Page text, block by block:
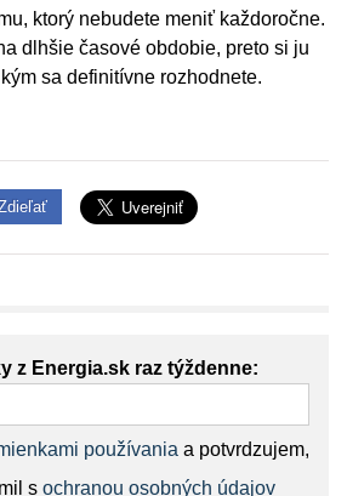
ktorý nebudete meniť každoročne.
dlhšie časové obdobie, preto si ju
sa definitívne rozhodnete.
z Energia.sk raz týždenne:
používania a potvrdzujem,
s ochranou osobných údajov